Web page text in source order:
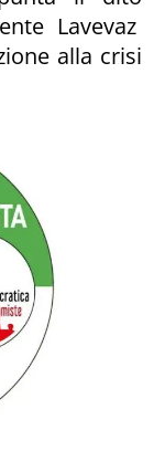
Lavevaz
alla crisi